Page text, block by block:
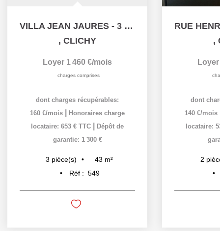
VILLA JEAN JAURES - 3 PIÈCES - 43.13M²
, CLICHY
Loyer 1 460 €/mois
charges comprises
dont charges récupérables:
160 €/mois
Honoraires charge
locataire: 653 € TTC
Dépôt de
garantie: 1 300 €
3 pièce(s) 43 m²
Réf : 549
,
dont
140 €/mois
locataire:
2